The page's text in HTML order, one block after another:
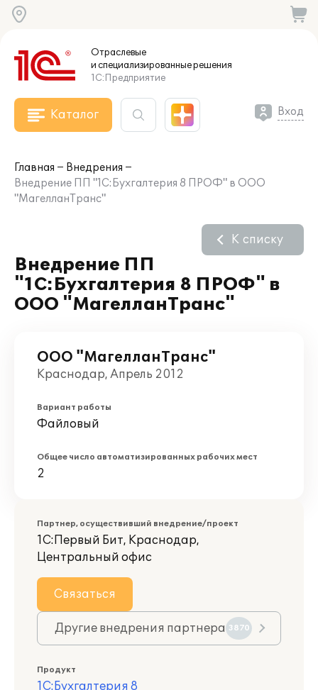
Отраслевые
и специализированныерешения
1С:Предприятие
Каталог Вход
Главная
Внедрения
Внедрение ПП "1С:Бухгалтерия 8 ПРОФ" в ООО
"МагелланТранс"
Внедрение ПП
"1С:Бухгалтерия 8 ПРОФ" в
ООО "МагелланТранс"
К списку
ООО "МагелланТранс"
Краснодар, Апрель 2012
Вариант работы
Файловый
Общее число автоматизированных рабочих мест
2
Партнер, осуществивший внедрение/проект
1С:Первый Бит, Краснодар,
Центральный офис
Связаться
Другие внедрения партнера 3870
Продукт
1С:Бухгалтерия 8